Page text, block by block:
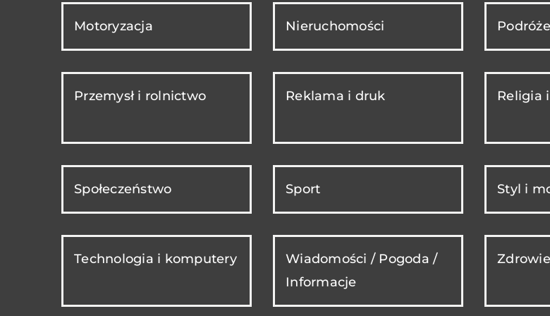
Motoryzacja Nieruchomości Podróże
Przemysł i rolnictwo Reklama i druk Religia
Społeczeństwo Sport Styl i
Technologia i komputery
Wiadomości / Pogoda /
Informacje